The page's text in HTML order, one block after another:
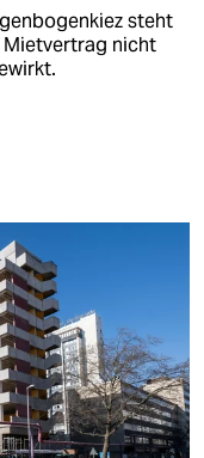
steht
Mietvertrag nicht